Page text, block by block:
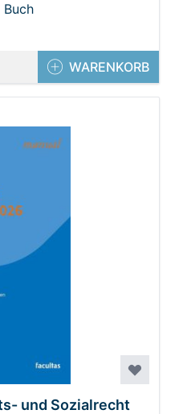
WARENKORB
und Sozialrecht